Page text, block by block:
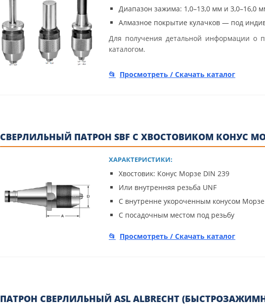
Диапазон зажима: 1,0–13,0 мм и 3,0–16,0
Алмазное покрытие кулачков — под
Для получения детальной информации о
каталогом.
Просмотреть / Скачать каталог
СВЕРЛИЛЬНЫЙ ПАТРОН SBF С ХВОСТОВИКОМ КОНУС
ХАРАКТЕРИСТИКИ:
Хвостовик: Конус Морзе DIN 239
Или внутренняя резьба UNF
С внутренне укороченным конусом Морзе
С посадочным местом под резьбу
Просмотреть / Скачать каталог
ПАТРОН СВЕРЛИЛЬНЫЙ ASL ALBRECHT